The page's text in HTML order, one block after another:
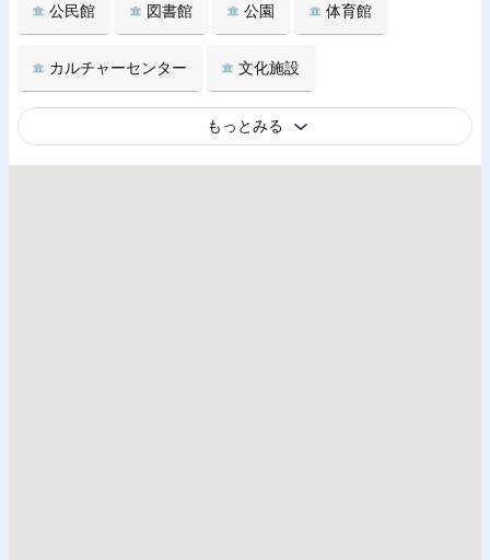
公民館 図書館 公園 体育館
カルチャーセンター 文化施設
もっとみる